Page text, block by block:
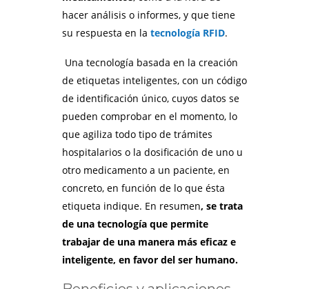
hacer análisis o informes, y que tiene
su respuesta en la tecnología RFID.
Una tecnología basada en la creación
de etiquetas inteligentes, con un código
de identificación único, cuyos datos se
pueden comprobar en el momento, lo
que agiliza todo tipo de trámites
hospitalarios o la dosificación de uno u
otro medicamento a un paciente, en
concreto, en función de lo que ésta
etiqueta indique. En resumen, se trata
de una tecnología que permite
trabajar de una manera más eficaz e
inteligente, en favor del ser humano.